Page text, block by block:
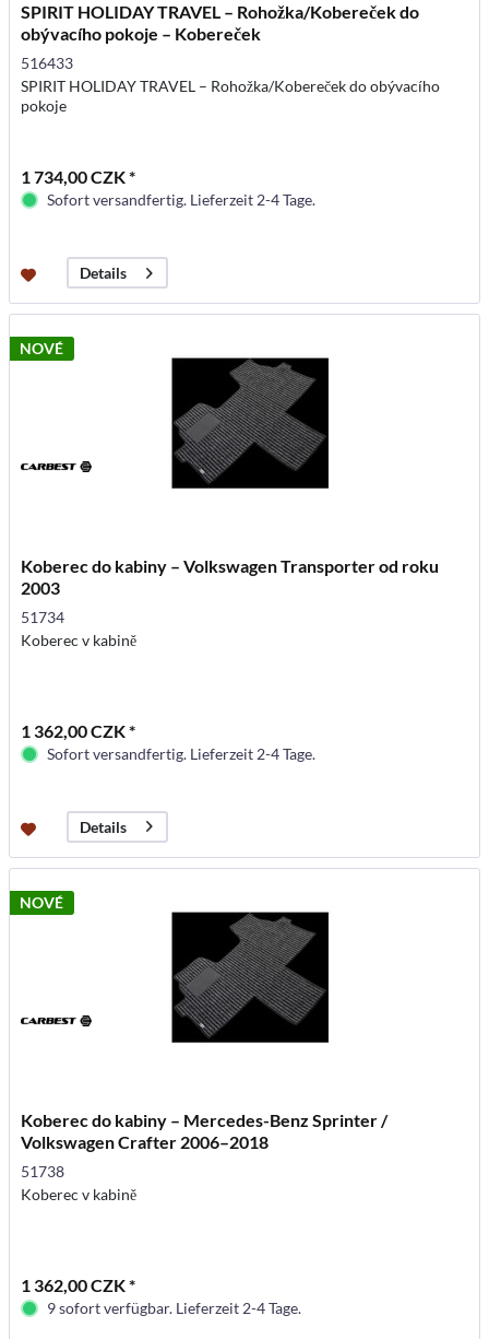
SPIRIT HOLIDAY TRAVEL – Rohožka/Kobereček do
obývacího pokoje – Kobereček
516433
SPIRIT HOLIDAY TRAVEL – Rohožka/Kobereček do obývacího
pokoje
1 734,00 CZK *
Sofort versandfertig. Lieferzeit 2-4 Tage.
Details
NOVÉ
Koberec do kabiny – Volkswagen Transporter od roku
2003
51734
Koberec v kabině
1 362,00 CZK *
Sofort versandfertig. Lieferzeit 2-4 Tage.
Details
NOVÉ
Koberec do kabiny – Mercedes-Benz Sprinter /
Volkswagen Crafter 2006–2018
51738
Koberec v kabině
1 362,00 CZK *
9 sofort verfügbar. Lieferzeit 2-4 Tage.